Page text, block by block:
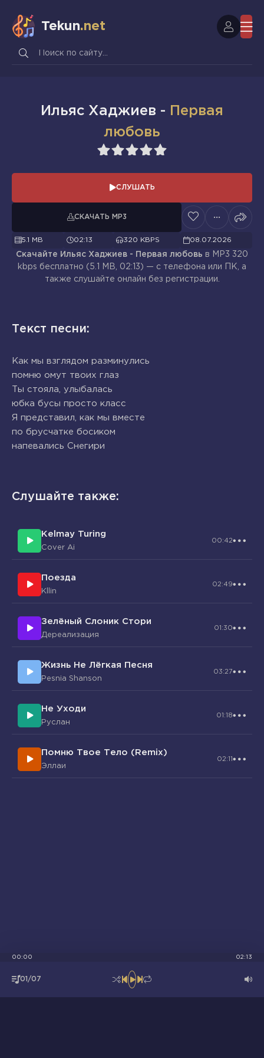
Tekun.net
Ильяс Хаджиев - Первая
любовь
5
СЛУШАТЬ
СКАЧАТЬ MP3
5.1 MB 02:13 320 KBPS 08.07.2026
Скачайте Ильяс Хаджиев - Первая любовь в MP3 320
kbps бесплатно (5.1 MB, 02:13) — с телефона или ПК, а
также слушайте онлайн без регистрации.
Текст песни:
Как мы взглядом разминулись
помню омут твоих глаз
Ты стояла, улыбалась
юбка бусы просто класс
Я представил, как мы вместе
по брусчатке босиком
напевались Снегири
Слушайте также:
Kelmay Turing
Cover Ai
00:42
Поезда
Kllin
02:49
Зелёный Слоник Стори
Дереализация
01:30
Жизнь Не Лёгкая Песня
Pesnia Shanson
03:27
Не Уходи
Руслан
01:18
Помню Твое Тело (Remix)
Эллаи
02:11
01/07
00:00 02:13